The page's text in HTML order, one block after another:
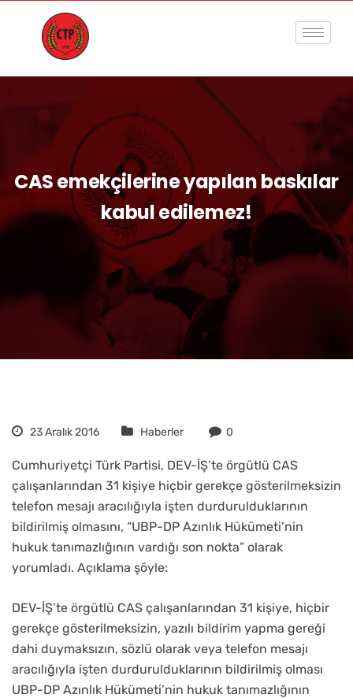
CAS emekçilerine yapılan baskılar
kabul edilemez!
23 Aralık 2016 Haberler 0
Cumhuriyetçi Türk Partisi, DEV-İŞ’te örgütlü CAS
çalışanlarından 31 kişiye hiçbir gerekçe gösterilmeksizin
telefon mesajı aracılığıyla işten durdurulduklarının
bildirilmiş olmasını, “UBP-DP Azınlık Hükümeti’nin
hukuk tanımazlığının vardığı son nokta” olarak
yorumladı. Açıklama şöyle:
DEV-İŞ’te örgütlü CAS çalışanlarından 31 kişiye, hiçbir
gerekçe gösterilmeksizin, yazılı bildirim yapma gereği
dahi duymaksızın, sözlü olarak veya telefon mesajı
aracılığıyla işten durdurulduklarının bildirilmiş olması
UBP-DP Azınlık Hükümeti’nin hukuk tanımazlığının